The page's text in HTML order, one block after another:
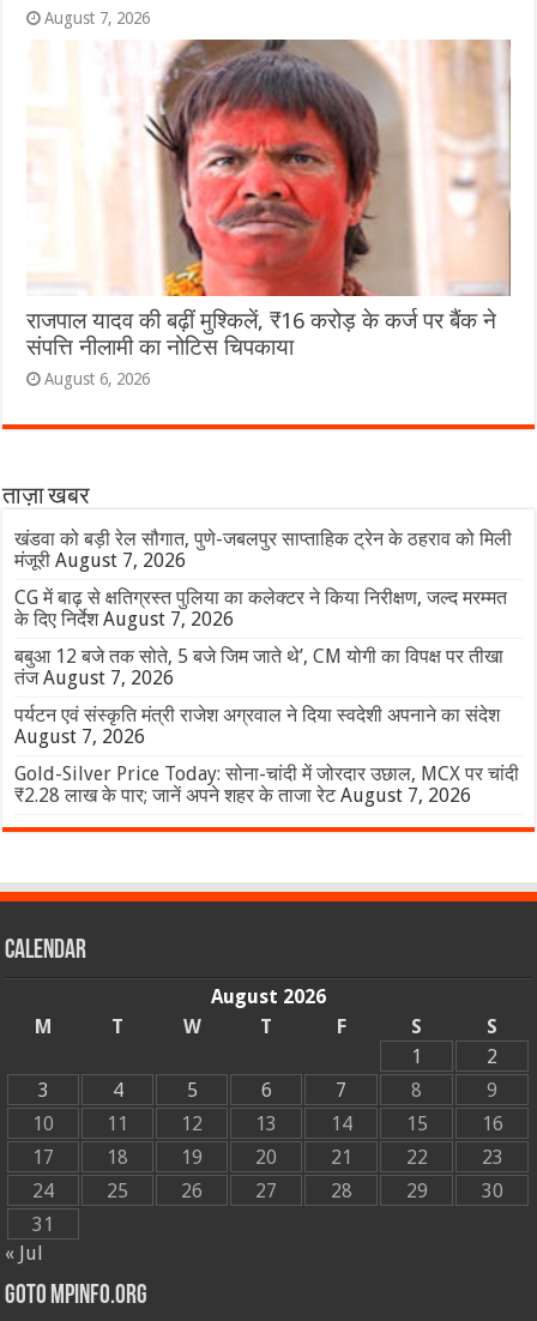
August 7, 2026
राजपाल यादव की बढ़ीं मुश्किलें, ₹16 करोड़ के कर्ज पर बैंक ने
संपत्ति नीलामी का नोटिस चिपकाया
August 6, 2026
ताज़ा खबर
खंडवा को बड़ी रेल सौगात, पुणे-जबलपुर साप्ताहिक ट्रेन के ठहराव को मिली
मंजूरी August 7, 2026
CG में बाढ़ से क्षतिग्रस्त पुलिया का कलेक्टर ने किया निरीक्षण, जल्द मरम्मत
के दिए निर्देश August 7, 2026
बबुआ 12 बजे तक सोते, 5 बजे जिम जाते थे’, CM योगी का विपक्ष पर तीखा
तंज August 7, 2026
पर्यटन एवं संस्कृति मंत्री राजेश अग्रवाल ने दिया स्वदेशी अपनाने का संदेश
August 7, 2026
Gold-Silver Price Today: सोना-चांदी में जोरदार उछाल, MCX पर चांदी
₹2.28 लाख के पार; जानें अपने शहर के ताजा रेट August 7, 2026
Calendar
August 2026
M
T W T F S
S
1
2
3
4 5 6 7 8
9
10
11 12 13 14 15
16
17
18 19 20 21 22
23
24
25 26 27 28 29
30
31
« Jul
GOTO MPINFO.ORG